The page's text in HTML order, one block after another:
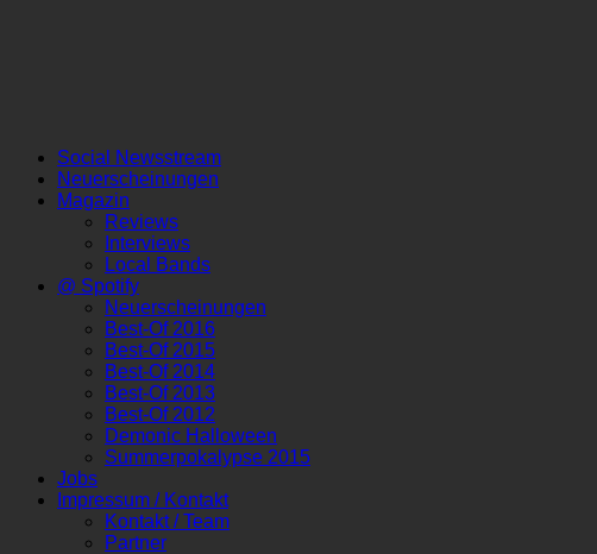
Social Newsstream
Neuerscheinungen
Magazin
Reviews
Interviews
Local Bands
@ Spotify
Neuerscheinungen
Best-Of 2016
Best-Of 2015
Best-Of 2014
Best-Of 2013
Best-Of 2012
Demonic Halloween
Summerpokalypse 2015
Jobs
Impressum / Kontakt
Kontakt / Team
Partner